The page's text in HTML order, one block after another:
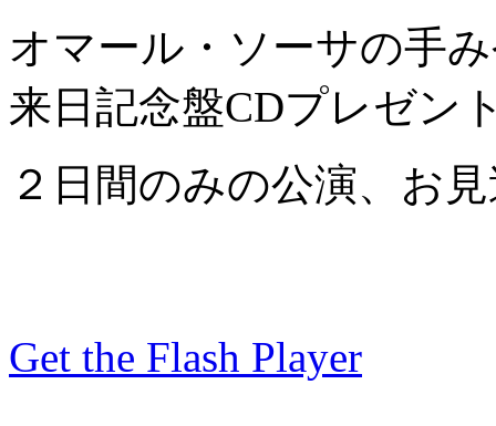
オマール・ソーサの手
来日記念盤CDプレゼン
２日間のみの公演、お
Get the Flash Player